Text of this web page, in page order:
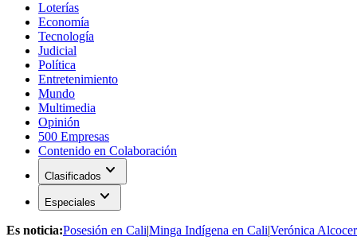
Loterías
Economía
Tecnología
Judicial
Política
Entretenimiento
Mundo
Multimedia
Opinión
500 Empresas
Contenido en Colaboración
Clasificados expand_more
Especiales expand_more
Es noticia:Posesión en Cali|Minga Indígena en Cali|Verónica Alcocer